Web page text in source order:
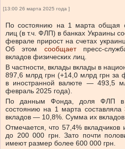
[13:00 26 марта 2025 года ]
По состоянию на 1 марта общая
лиц (в т.ч. ФЛП) в банках Украины
феврале прирост на счетах
Об этом сообщаетпресс-
вкладов физических лиц.
В частности, вклады вклады в
897,6 млрд грн (+14,0 млрд грн за
в иностранной валюте — 493,5
февраль 2025 года).
По данным Фонда, доля ФЛП
состоянию на 1 марта
вкладов — 10,8%. Сумма их
Отмечается, что 57,4%
до 200 000 грн. Зато почти
имеют размер более 600 000 грн.